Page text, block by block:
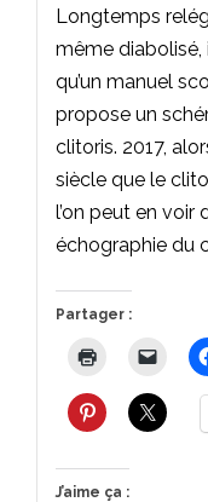
Longtemps
même
qu’un manuel
propose un
clitoris. 2017,
siècle que le
l’on peut en voir
échographie du
Partager :
J’aime ça :